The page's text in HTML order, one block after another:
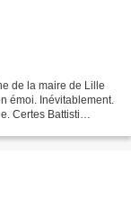
de la maire de Lille
émoi. Inévitablement.
Certes Battisti